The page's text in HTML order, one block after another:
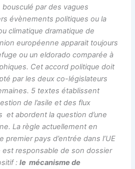
par des vagues
évènements politiques ou la
climatique dramatique de
européenne apparait toujours
ou un eldorado comparée à
Cet accord politique doit
par les deux co-législateurs
5 textes établissent
de l’asile et des flux
abordent la question d’une
La règle actuellement en
premier pays d’entrée dans l’UE
est responsable de son dossier
:le mécanisme de